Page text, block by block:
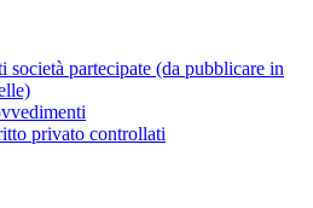
società partecipate (da pubblicare in
privato controllati